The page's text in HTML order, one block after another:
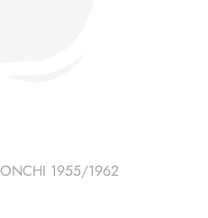
1955/1962